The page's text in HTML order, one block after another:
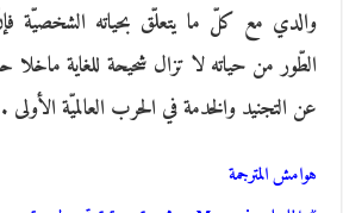
والدي مع كلّ ما يتعلّق بحياته الشخصيّة
الطّور من حياته لا تزال شحيحة للغاية
عن التجنيد والخدمة في الحرب العالميّة الأولى .
هوامش المترجمة